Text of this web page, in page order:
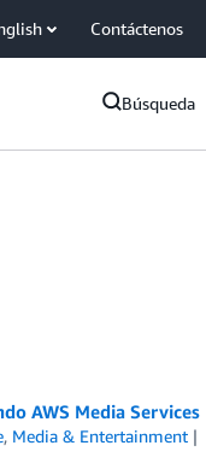
Contáctenos
Búsqueda
AWS Media Services
, Media & Entertainment